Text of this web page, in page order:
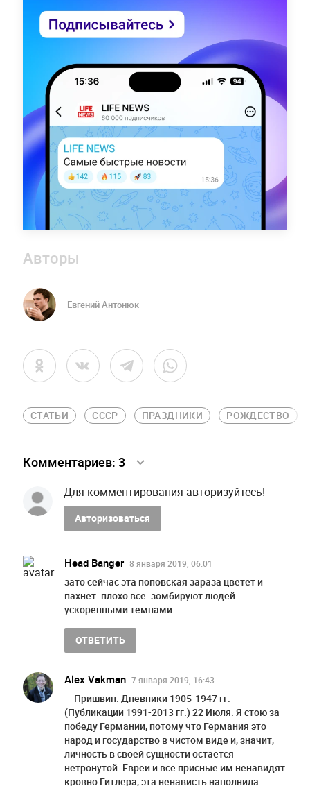
Авторы
Евгений Антонюк
СТАТЬИ СССР ПРАЗДНИКИ РОЖДЕСТВО
Комментариев: 3
Для комментирования авторизуйтесь!
Авторизоваться
Head Banger 8 января 2019, 06:01
зато сейчас эта поповская зараза цветет и
пахнет. плохо все. зомбируют людей
ускоренными темпами
ОТВЕТИТЬ
Alex Vakman 7 января 2019, 16:43
— Пришвин. Дневники 1905-1947 гг.
(Публикации 1991-2013 гг.) 22 Июля. Я стою за
победу Германии, потому что Германия это
народ и государство в чистом виде и, значит,
личность в своей сущности остается
нетронутой. Евреи и все присные им ненавидят
кровно Гитлера, эта ненависть наполнила